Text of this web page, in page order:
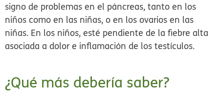
signo de problemas en el páncreas, tanto en los
niños como en las niñas, o en los ovarios en las
niñas. En los niños, esté pendiente de la fiebre alta
asociada a dolor e inflamación de los testículos.
¿Qué más debería saber?